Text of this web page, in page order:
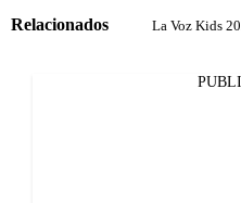
Relacionados La Voz Kids